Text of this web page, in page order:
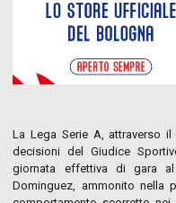
La Lega Serie A, attraverso
decisioni del Giudice
giornata effettiva di gara
Dominguez, ammonito nella